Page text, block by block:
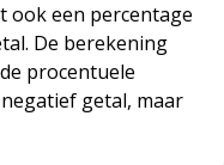
ook een percentage
De berekening
procentuele
getal, maar